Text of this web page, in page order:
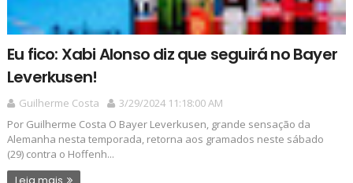
Eu fico: Xabi Alonso diz que seguirá no Bayer
Leverkusen!
Guilherme Costa
3/29/2024 11:18:00 AM
Por Guilherme Costa O Bayer Leverkusen, grande sensação da
Alemanha nesta temporada, retorna aos gramados neste sábado
(29) contra o Hoffenh...